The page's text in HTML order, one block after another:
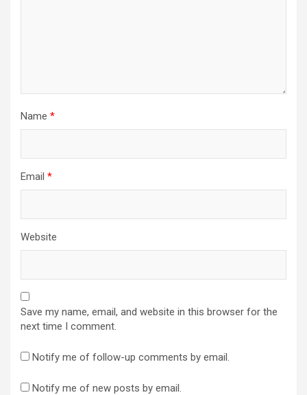
Name *
Email *
Website
Save my name, email, and website in this browser for the
next time I comment.
Notify me of follow-up comments by email.
Notify me of new posts by email.